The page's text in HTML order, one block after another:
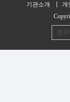
기관소개 개